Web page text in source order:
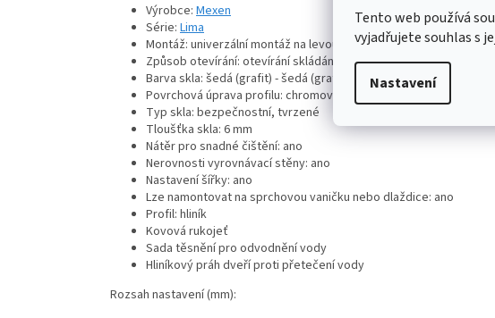
Tento web používá
vyjadřujete souhlas s
Nastavení
Výrobce: Mexen
Série: Lima
Montáž: univerzální montáž na levou nebo pravou stranu
Způsob otevírání: otevírání skládáním
Barva skla: šedá (grafit) - šedá (grafit)
Povrchová úprava profilu: chromový lesk
Typ skla: bezpečnostní, tvrzené
Tloušťka skla: 6 mm
Nátěr pro snadné čištění: ano
Nerovnosti vyrovnávací stěny: ano
Nastavení šířky: ano
Lze namontovat na sprchovou vaničku nebo dlaždice: ano
Profil: hliník
Kovová rukojeť
Sada těsnění pro odvodnění vody
Hliníkový práh dveří proti přetečení vody
Rozsah nastavení (mm):